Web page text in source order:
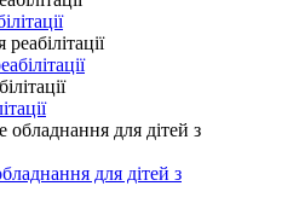
для дітей з